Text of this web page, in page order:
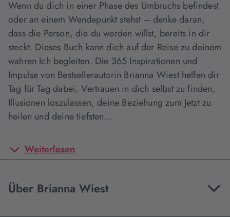
Wenn du dich in einer Phase des Umbruchs befindest
oder an einem Wendepunkt stehst – denke daran,
dass die Person, die du werden willst, bereits in dir
steckt. Dieses Buch kann dich auf der Reise zu deinem
wahren Ich begleiten. Die 365 Inspirationen und
Impulse von Bestsellerautorin Brianna Wiest helfen dir
Tag für Tag dabei, Vertrauen in dich selbst zu finden,
Illusionen loszulassen, deine Beziehung zum Jetzt zu
heilen und deine tiefsten…
Weiterlesen
Über Brianna Wiest